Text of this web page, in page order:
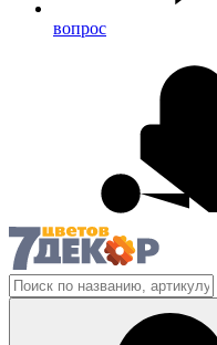
вопрос